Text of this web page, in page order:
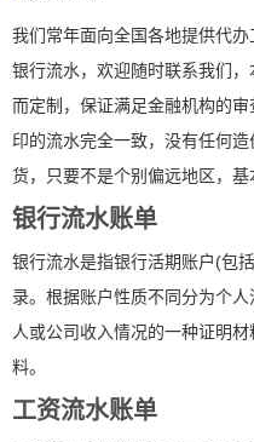
我们常年面向全国各地提供代
银行流水，欢迎随时联系我们
而定制，保证满足金融机构的
印的流水完全一致，没有任何
货，只要不是个别偏远地区，基
银行流水账单
银行流水是指银行活期账户(包
录。根据账户性质不同分为个
人或公司收入情况的一种证明
料。
工资流水账单